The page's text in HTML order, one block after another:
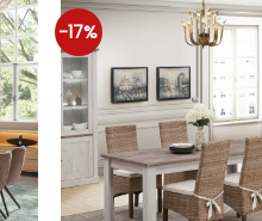
-17%